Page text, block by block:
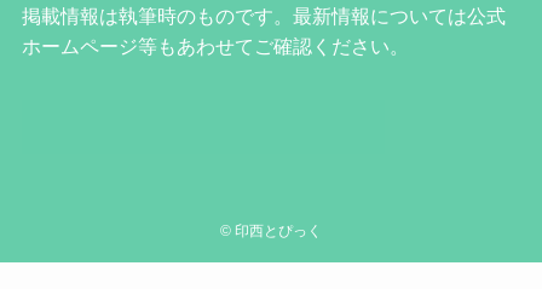
掲載情報は執筆時のものです。最新情報については公式
ホームページ等もあわせてご確認ください。
© 印西とぴっく